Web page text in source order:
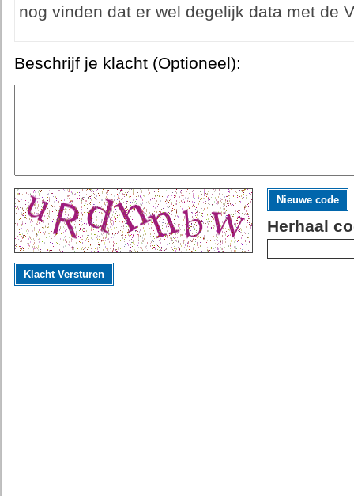
nog vinden dat er wel degelijk data met de
Beschrijf je klacht (Optioneel):
Nieuwe code
Herhaal
Klacht Versturen